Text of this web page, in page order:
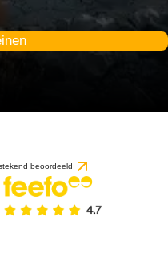
beoordeeld